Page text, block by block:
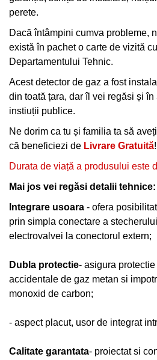
perete.
Dacă întâmpini cumva probleme,
există în pachet o carte de vizită
Departamentului Tehnic.
Acest detector de gaz a fost
din toată țara, dar îl vei regăsi și
instiuții publice.
Ne dorim ca tu și familia ta să
că beneficiezi de Livrare Gratuită!
Durata de viață a produsului este
Mai jos vei regăsi detalii tehnice:
Integrare usoara - ofera
prin simpla conectare a
electrovalvei la conectorul extern;
Dubla protectie- asigura
accidentale de gaz metan si
monoxid de carbon;
- aspect placut, usor de integrat
Calitate garantata- proiectat si